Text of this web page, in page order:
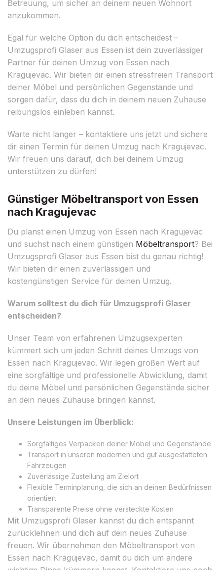
Betreuung, um sicher an deinem neuen Wohnort
anzukommen.
Egal für welche Option du dich entscheidest –
Umzugsprofi Glaser aus Essen ist dein zuverlässiger
Partner für deinen Umzug von Essen nach
Kragujevac. Wir bieten dir einen stressfreien Transport
deiner Möbel und persönlichen Gegenstände und
sorgen dafür, dass du dich in deinem neuen Zuhause
reibungslos einleben kannst.
Warte nicht länger – kontaktiere uns jetzt und sichere
dir einen Termin für deinen Umzug nach Kragujevac.
Wir freuen uns darauf, dich bei deinem Umzug
unterstützen zu dürfen!
Günstiger Möbeltransport von Essen
nach Kragujevac
Du planst einen Umzug von Essen nach Kragujevac
und suchst nach einem günstigen Möbeltransport? Bei
Umzugsprofi Glaser aus Essen bist du genau richtig!
Wir bieten dir einen zuverlässigen und
kostengünstigen Service für deinen Umzug.
Warum solltest du dich für Umzugsprofi Glaser
entscheiden?
Unser Team von erfahrenen Umzugsexperten
kümmert sich um jeden Schritt deines Umzugs von
Essen nach Kragujevac. Wir legen großen Wert auf
eine sorgfältige und professionelle Abwicklung, damit
du deine Möbel und persönlichen Gegenstände sicher
an dein neues Zuhause bringen kannst.
Unsere Leistungen im Überblick:
Sorgfältiges Verpacken deiner Möbel und Gegenstände
Transport in unseren modernen und gut ausgestatteten
Fahrzeugen
Zuverlässige Zustellung am Zielort
Flexible Terminplanung, die sich an deinen Bedürfnissen
orientiert
Transparente Preise ohne versteckte Kosten
Mit Umzugsprofi Glaser kannst du dich entspannt
zurücklehnen und dich auf dein neues Zuhause
freuen. Wir übernehmen den Möbeltransport von
Essen nach Kragujevac, damit du dich um andere